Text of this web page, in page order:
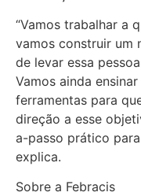
“Vamos trabalhar a
vamos construir um
de levar essa
Vamos ainda
ferramentas para
direção a esse
a-passo prático
explica.
Sobre a Febracis